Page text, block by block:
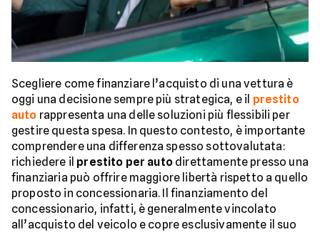
Scegliere come finanziare l’acquisto di una vettura è
oggi una decisione sempre più strategica, e il prestito
auto rappresenta una delle soluzioni più flessibili per
gestire questa spesa. In questo contesto, è importante
comprendere una differenza spesso sottovalutata:
richiedere il prestito per autodirettamente presso una
finanziaria può offrire maggiore libertà rispetto a quello
proposto in concessionaria. Il finanziamento del
concessionario, infatti, è generalmente vincolato
all’acquisto del veicolo e copre esclusivamente il suo